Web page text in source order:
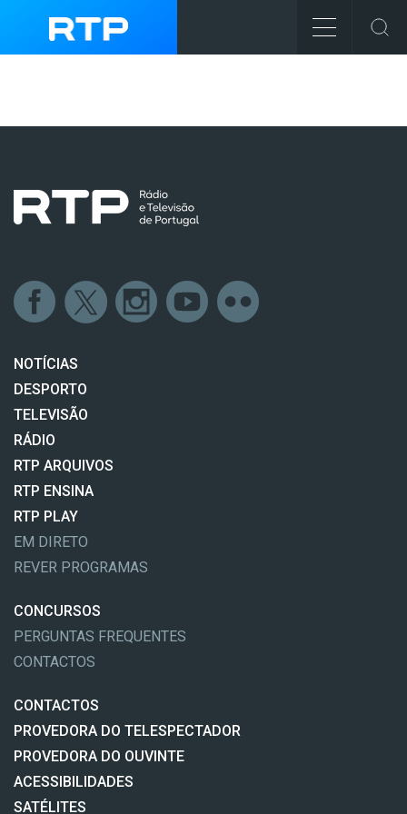
NOTÍCIAS
DESPORTO
TELEVISÃO
RÁDIO
RTP ARQUIVOS
RTP ENSINA
RTP PLAY
EM DIRETO
REVER PROGRAMAS
CONCURSOS
PERGUNTAS FREQUENTES
CONTACTOS
CONTACTOS
PROVEDORA DO TELESPECTADOR
PROVEDORA DO OUVINTE
ACESSIBILIDADES
SATÉLITES